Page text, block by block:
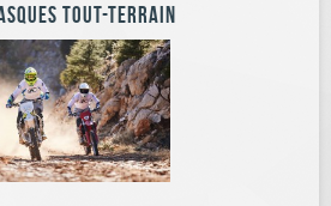
tout-terrain